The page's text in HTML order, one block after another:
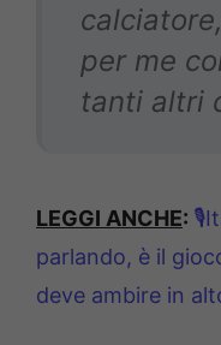
per me
tanti altri
LEGGI ANCHE:
parlando, è il
deve ambire in